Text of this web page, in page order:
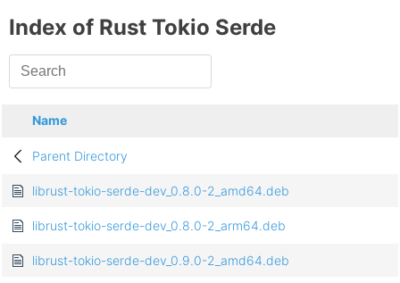
Index of Rust Tokio Serde
Name
Parent Directory
librust-tokio-serde-dev_0.8.0-2_amd64.deb
librust-tokio-serde-dev_0.8.0-2_arm64.deb
librust-tokio-serde-dev_0.9.0-2_amd64.deb